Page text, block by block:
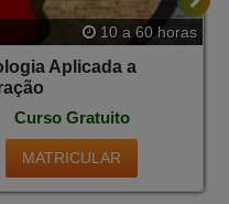
10 a 60 horas
Aplicada a
Curso Gratuito
MATRICULAR